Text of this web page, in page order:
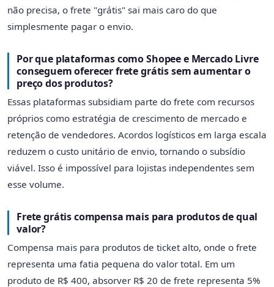
não precisa, o frete "grátis" sai mais caro do que
simplesmente pagar o envio.
Por que plataformas como Shopee e Mercado Livre
conseguem oferecer frete grátis sem aumentar o
preço dos produtos?
Essas plataformas subsidiam parte do frete com recursos
próprios como estratégia de crescimento de mercado e
retenção de vendedores. Acordos logísticos em larga escala
reduzem o custo unitário de envio, tornando o subsídio
viável. Isso é impossível para lojistas independentes sem
esse volume.
Frete grátis compensa mais para produtos de qual
valor?
Compensa mais para produtos de ticket alto, onde o frete
representa uma fatia pequena do valor total. Em um
produto de R$ 400, absorver R$ 20 de frete representa 5%